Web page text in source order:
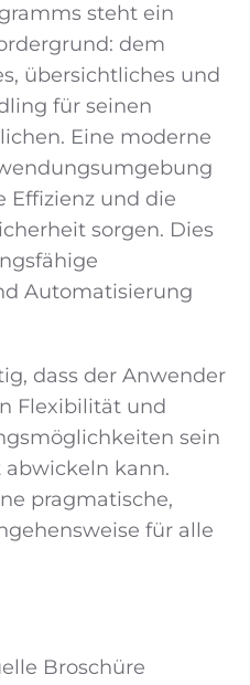
steht ein
dem
übersichtliches und
für seinen
Eine moderne
Effizienz und die
sorgen. Dies
Automatisierung
dass der Anwender
Flexibilität und
sein
abwickeln kann.
pragmatische,
für alle
Broschüre